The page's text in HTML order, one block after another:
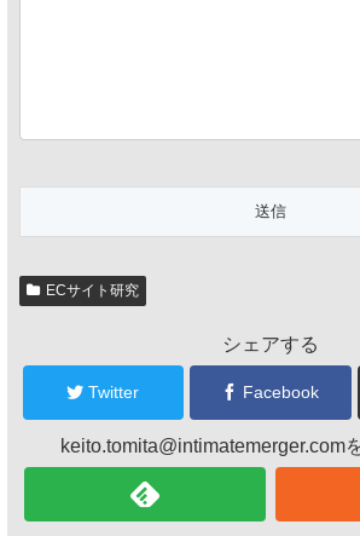
ECサイト研究
シェアする
Twitter Facebook
keito.tomita@intimatemerger.com